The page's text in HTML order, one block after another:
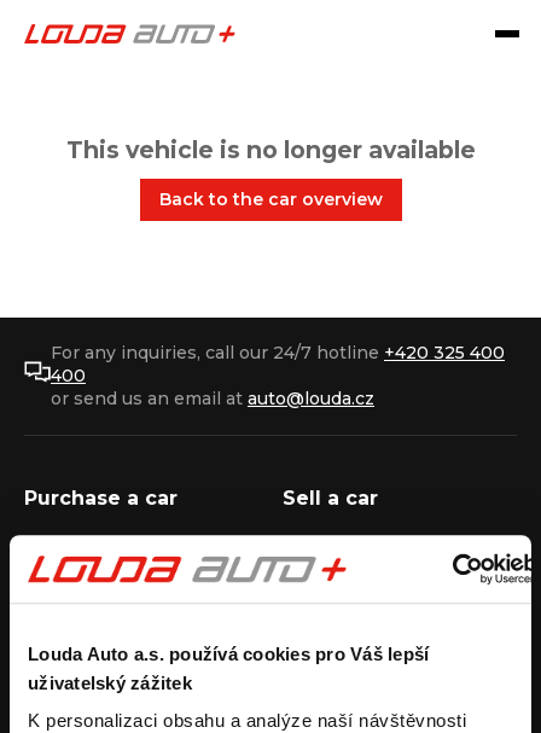
Louda Auto a.s. používá cookies pro Váš lepší
uživatelský zážitek
K personalizaci obsahu a analýze naší návštěvnosti
This vehicle is no longer available
Back to the car overview
For any inquiries, call our 24/7 hotline +420 325 400
400
or send us an email at auto@louda.cz
Purchase a car
Purchase a used car
Koupit užitkový vůz
Sell a car
obligation
Rental
Carsharing
Car rental
Company
Louda Auto+ Poděbrady